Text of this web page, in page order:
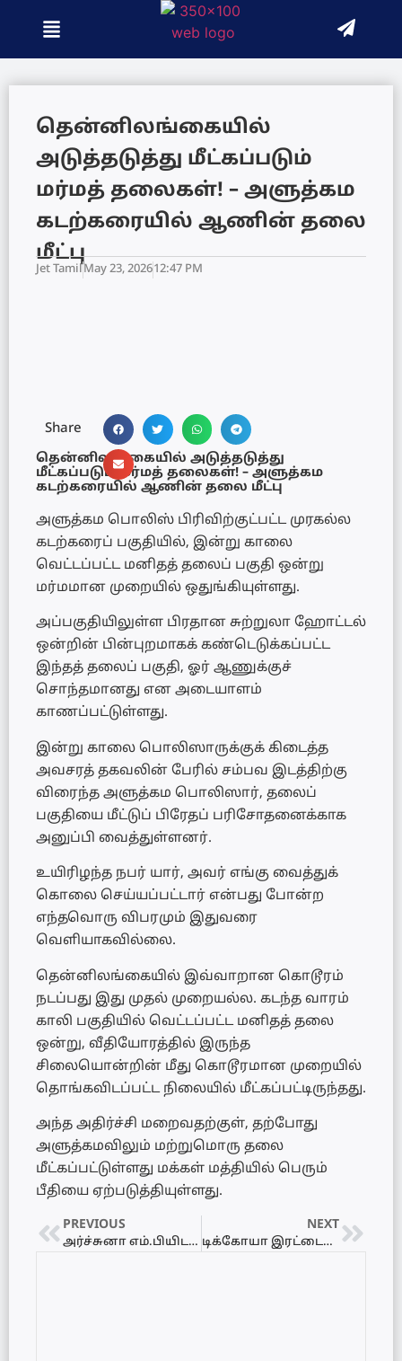
தென்னிலங்கையில்
அடுத்தடுத்து மீட்கப்படும்
மர்மத் தலைகள்! – அளுத்கம
கடற்கரையில் ஆணின் தலை
மீட்பு
Jet TamilMay 23, 202612:47 PM
Share
தென்னிலங்கையில் அடுத்தடுத்து
மீட்கப்படும் மர்மத் தலைகள்! – அளுத்கம
கடற்கரையில் ஆணின் தலை மீட்பு
அளுத்கம பொலிஸ் பிரிவிற்குட்பட்ட முரகல்ல
கடற்கரைப் பகுதியில், இன்று காலை
வெட்டப்பட்ட மனிதத் தலைப் பகுதி ஒன்று
மர்மமான முறையில் ஒதுங்கியுள்ளது.
அப்பகுதியிலுள்ள பிரதான சுற்றுலா ஹோட்டல்
ஒன்றின் பின்புறமாகக் கண்டெடுக்கப்பட்ட
இந்தத் தலைப் பகுதி, ஓர் ஆணுக்குச்
சொந்தமானது என அடையாளம்
காணப்பட்டுள்ளது.
இன்று காலை பொலிஸாருக்குக் கிடைத்த
அவசரத் தகவலின் பேரில் சம்பவ இடத்திற்கு
விரைந்த அளுத்கம பொலிஸார், தலைப்
பகுதியை மீட்டுப் பிரேதப் பரிசோதனைக்காக
அனுப்பி வைத்துள்ளனர்.
உயிரிழந்த நபர் யார், அவர் எங்கு வைத்துக்
கொலை செய்யப்பட்டார் என்பது போன்ற
எந்தவொரு விபரமும் இதுவரை
வெளியாகவில்லை.
தென்னிலங்கையில் இவ்வாறான கொடூரம்
நடப்பது இது முதல் முறையல்ல. கடந்த வாரம்
காலி பகுதியில் வெட்டப்பட்ட மனிதத் தலை
ஒன்று, வீதியோரத்தில் இருந்த
சிலையொன்றின் மீது கொடூரமான முறையில்
தொங்கவிடப்பட்ட நிலையில் மீட்கப்பட்டிருந்தது.
அந்த அதிர்ச்சி மறைவதற்குள், தற்போது
அளுத்கமவிலும் மற்றுமொரு தலை
மீட்கப்பட்டுள்ளது மக்கள் மத்தியில் பெரும்
பீதியை ஏற்படுத்தியுள்ளது.
PREVIOUS
அர்ச்சுனா எம்.பியிடம் சட்டவிரோத துப்பாக்கி உள்ளது! – சட்டத்தரணி உமாகரன் இராசையா அதிரடி
NEXT
டிக்கோயா இரட்டைக் கொ*லை வழக்கு! – பெற்றசோ பகுதியில் பதுங்கியிருந்த பிரதான சந்தேக நபர் அதிரடியாகக் கைது!